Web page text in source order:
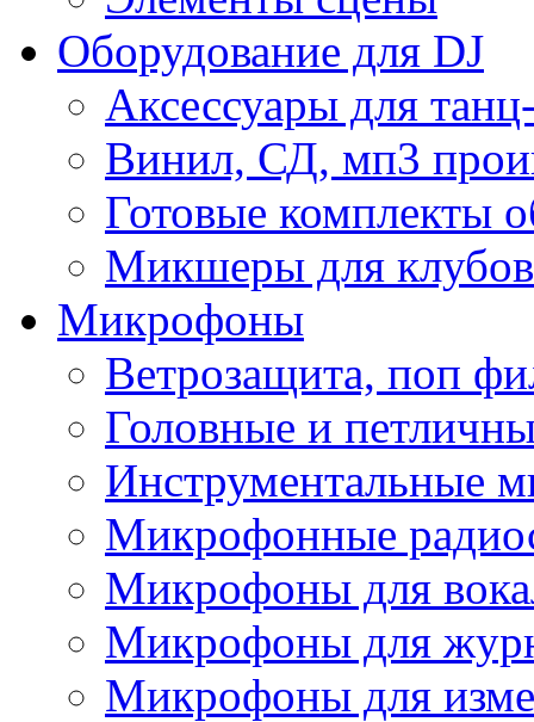
Оборудование для DJ
Аксессуары для
Винил, СД, мп3
Готовые комплекты
Микшеры для клубов
Микрофоны
Ветрозащита, поп
Головные и
Инструментальные
Микрофонные
Микрофоны для
Микрофоны для
Микрофоны для